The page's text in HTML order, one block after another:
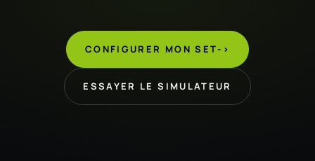
CONFIGURER MON SET->
ESSAYER LE SIMULATEUR